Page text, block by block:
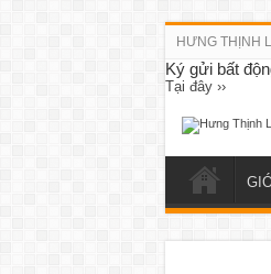
HƯNG THỊNH
Ký gửi bất
Tại đây ››